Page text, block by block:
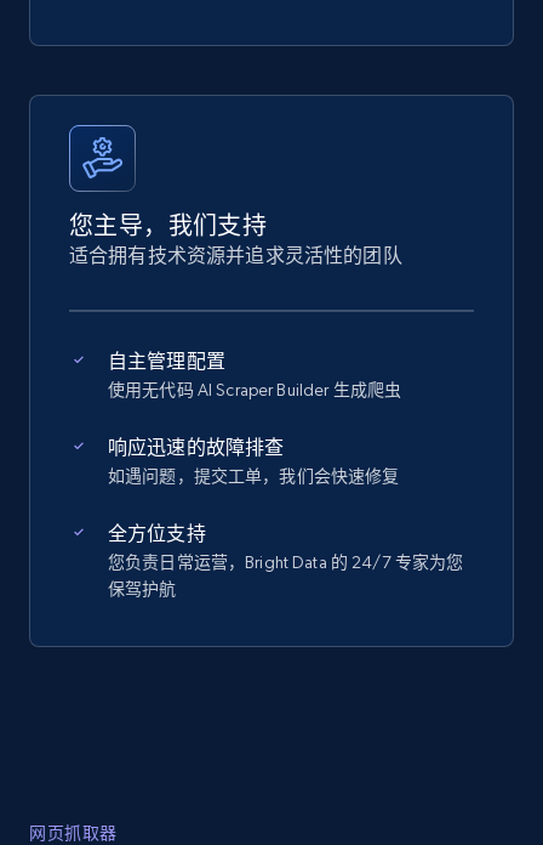
您主导，我们支持
适合拥有技术资源并追求灵活性的团队
自主管理配置
使用无代码 AI Scraper Builder 生成爬虫
响应迅速的故障排查
如遇问题，提交工单，我们会快速修复
全方位支持
您负责日常运营，Bright Data 的 24/7 专家为您
保驾护航
网页抓取器